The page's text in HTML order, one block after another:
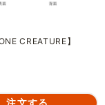
CREATURE】